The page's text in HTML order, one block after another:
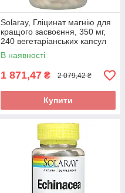
Solaray, Гліцинат магнію для
кращого засвоєння, 350 мг,
240 вегетаріанських капсул
оригінал
В наявності
1 871,47 ₴ 2 079,42 ₴
Купити